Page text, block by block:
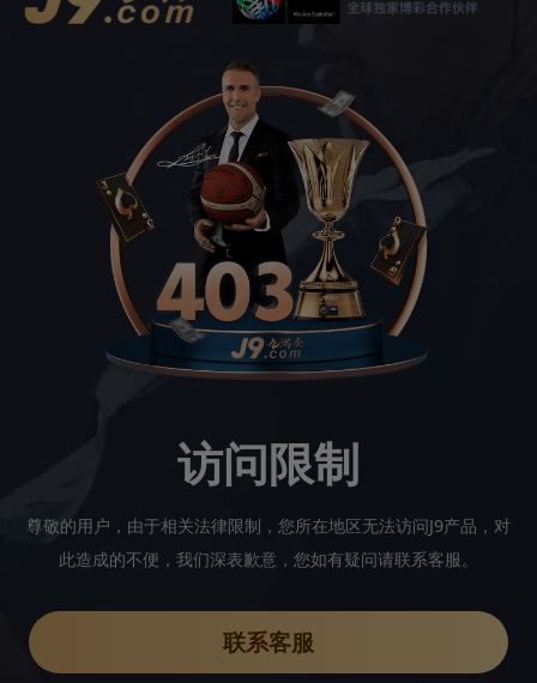
访问限制
尊敬的用户，由于相关法律限制，您所在地区无法访问J9产品，对
此造成的不便，我们深表歉意，您如有疑问请联系客服。
联系客服